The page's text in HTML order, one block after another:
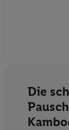
Die